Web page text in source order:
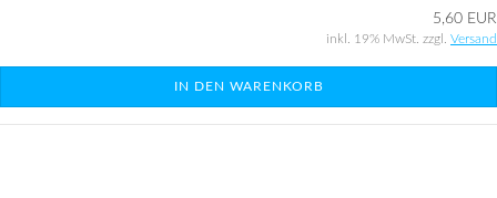
5,60 EUR
inkl. 19% MwSt. zzgl. Versand
IN DEN WARENKORB